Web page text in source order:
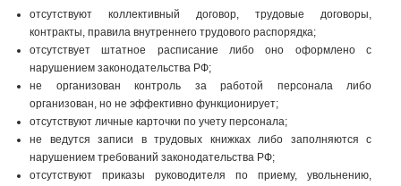
отсутствуют коллективный договор, трудовые договоры,
контракты, правила внутреннего трудового распорядка;
отсутствует штатное расписание либо оно оформлено с
нарушением законодательства РФ;
не организован контроль за работой персонала либо
организован, но не эффективно функционирует;
отсутствуют личные карточки по учету персонала;
не ведутся записи в трудовых книжках либо заполняются с
нарушением требований законодательства РФ;
отсутствуют приказы руководителя по приему, увольнению,